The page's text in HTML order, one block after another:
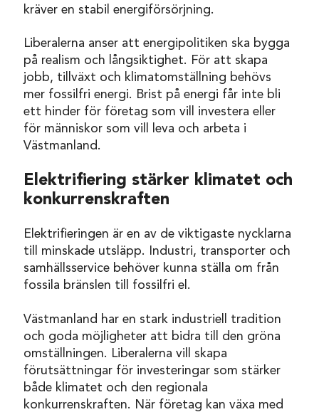
kräver en stabil energiförsörjning.
Liberalerna anser att energipolitiken ska bygga
på realism och långsiktighet. För att skapa
jobb, tillväxt och klimatomställning behövs
mer fossilfri energi. Brist på energi får inte bli
ett hinder för företag som vill investera eller
för människor som vill leva och arbeta i
Västmanland.
Elektrifiering stärker klimatet och
konkurrenskraften
Elektrifieringen är en av de viktigaste nycklarna
till minskade utsläpp. Industri, transporter och
samhällsservice behöver kunna ställa om från
fossila bränslen till fossilfri el.
Västmanland har en stark industriell tradition
och goda möjligheter att bidra till den gröna
omställningen. Liberalerna vill skapa
förutsättningar för investeringar som stärker
både klimatet och den regionala
konkurrenskraften. När företag kan växa med